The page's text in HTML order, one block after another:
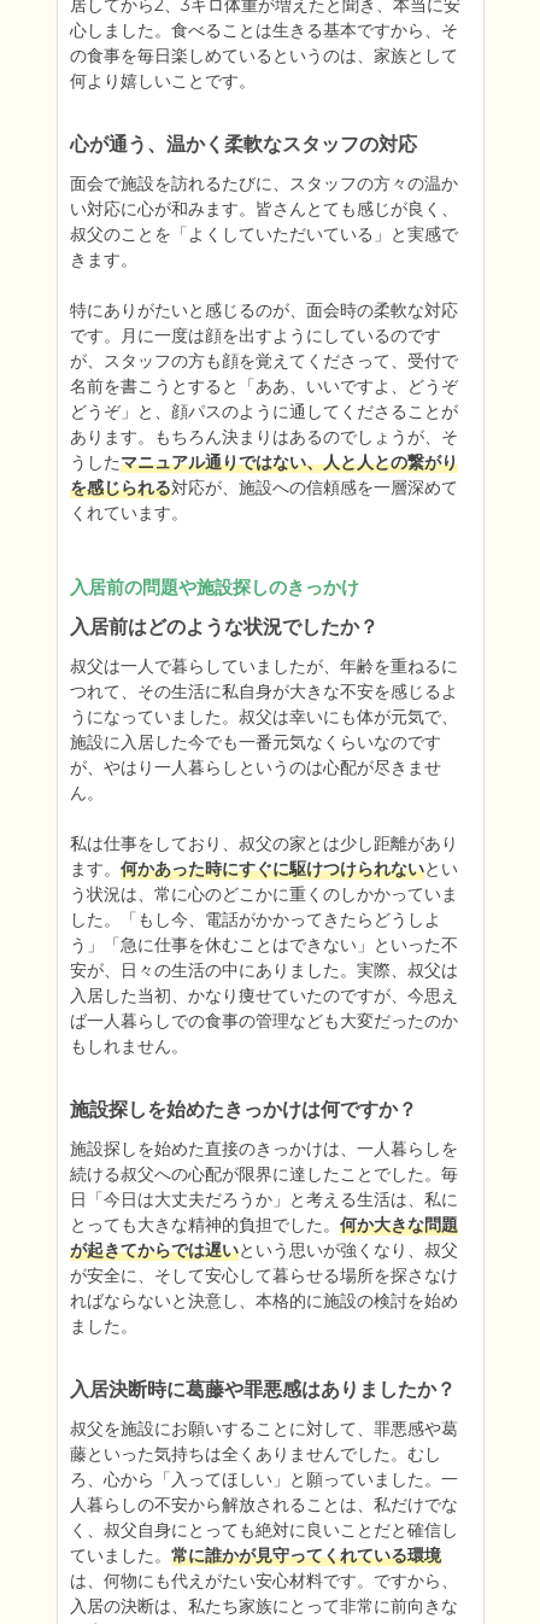
居してから2、3キロ体重が増えたと聞き、本当に安
心しました。食べることは生きる基本ですから、そ
の食事を毎日楽しめているというのは、家族として
何より嬉しいことです。
心が通う、温かく柔軟なスタッフの対応
面会で施設を訪れるたびに、スタッフの方々の温か
い対応に心が和みます。皆さんとても感じが良く、
叔父のことを「よくしていただいている」と実感で
きます。
特にありがたいと感じるのが、面会時の柔軟な対応
です。月に一度は顔を出すようにしているのです
が、スタッフの方も顔を覚えてくださって、受付で
名前を書こうとすると「ああ、いいですよ、どうぞ
どうぞ」と、顔パスのように通してくださることが
あります。もちろん決まりはあるのでしょうが、そ
うしたマニュアル通りではない、人と人との繋がり
を感じられる対応が、施設への信頼感を一層深めて
くれています。
入居前の問題や施設探しのきっかけ
入居前はどのような状況でしたか？
叔父は一人で暮らしていましたが、年齢を重ねるに
つれて、その生活に私自身が大きな不安を感じるよ
うになっていました。叔父は幸いにも体が元気で、
施設に入居した今でも一番元気なくらいなのです
が、やはり一人暮らしというのは心配が尽きませ
ん。
私は仕事をしており、叔父の家とは少し距離があり
ます。 何かあった時にすぐに駆けつけられないとい
う状況は、常に心のどこかに重くのしかかっていま
した。「もし今、電話がかかってきたらどうしよ
う」「急に仕事を休むことはできない」といった不
安が、日々の生活の中にありました。実際、叔父は
入居した当初、かなり痩せていたのですが、今思え
ば一人暮らしでの食事の管理なども大変だったのか
もしれません。
施設探しを始めたきっかけは何ですか？
施設探しを始めた直接のきっかけは、一人暮らしを
続ける叔父への心配が限界に達したことでした。毎
日「今日は大丈夫だろうか」と考える生活は、私に
とっても大きな精神的負担でした。 何か大きな問題
が起きてからでは遅いという思いが強くなり、叔父
が安全に、そして安心して暮らせる場所を探さなけ
ればならないと決意し、本格的に施設の検討を始め
ました。
入居決断時に葛藤や罪悪感はありましたか？
叔父を施設にお願いすることに対して、罪悪感や葛
藤といった気持ちは全くありませんでした。むし
ろ、心から「入ってほしい」と願っていました。一
人暮らしの不安から解放されることは、私だけでな
く、叔父自身にとっても絶対に良いことだと確信し
ていました。 常に誰かが見守ってくれている環境
は、何物にも代えがたい安心材料です。ですから、
入居の決断は、私たち家族にとって非常に前向きな